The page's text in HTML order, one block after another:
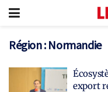
Région : Normandie
export